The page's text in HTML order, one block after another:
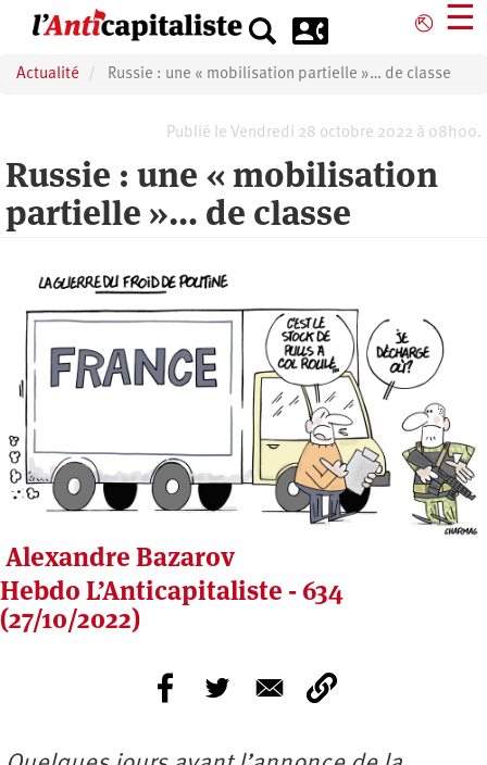
principal
⎋ ☰
Actualité Russie : une « mobilisation partielle »… de classe
Publié le Vendredi 28 octobre 2022 à 08h00.
Russie : une « mobilisation
partielle »… de classe
Alexandre Bazarov
Hebdo L’Anticapitaliste - 634
(27/10/2022)